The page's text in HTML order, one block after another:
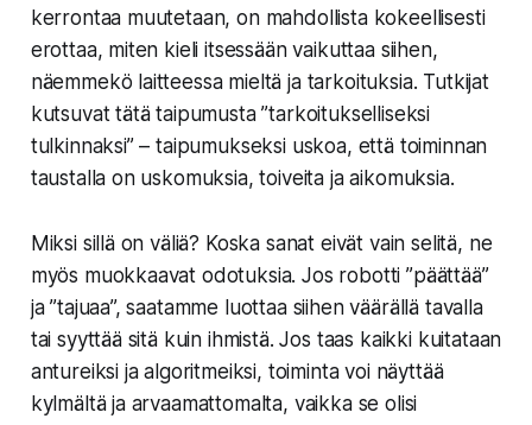
kerrontaa muutetaan, on mahdollista kokeellisesti
erottaa, miten kieli itsessään vaikuttaa siihen,
näemmekö laitteessa mieltä ja tarkoituksia. Tutkijat
kutsuvat tätä taipumusta ”tarkoitukselliseksi
tulkinnaksi” – taipumukseksi uskoa, että toiminnan
taustalla on uskomuksia, toiveita ja aikomuksia.
Miksi sillä on väliä? Koska sanat eivät vain selitä, ne
myös muokkaavat odotuksia. Jos robotti ”päättää”
ja ”tajuaa”, saatamme luottaa siihen väärällä tavalla
tai syyttää sitä kuin ihmistä. Jos taas kaikki kuitataan
antureiksi ja algoritmeiksi, toiminta voi näyttää
kylmältä ja arvaamattomalta, vaikka se olisi